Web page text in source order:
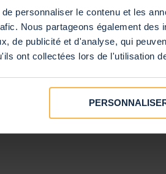
personnaliser le contenu et les
Nous partageons également
de publicité et d'analyse, qui
ont collectées lors de l'utilisation
d'Enceinte
à vis du haut-parleur
Bluetooth, 200 Watts, IP55,